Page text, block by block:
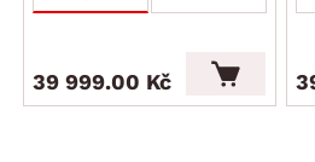
39 999.00 Kč